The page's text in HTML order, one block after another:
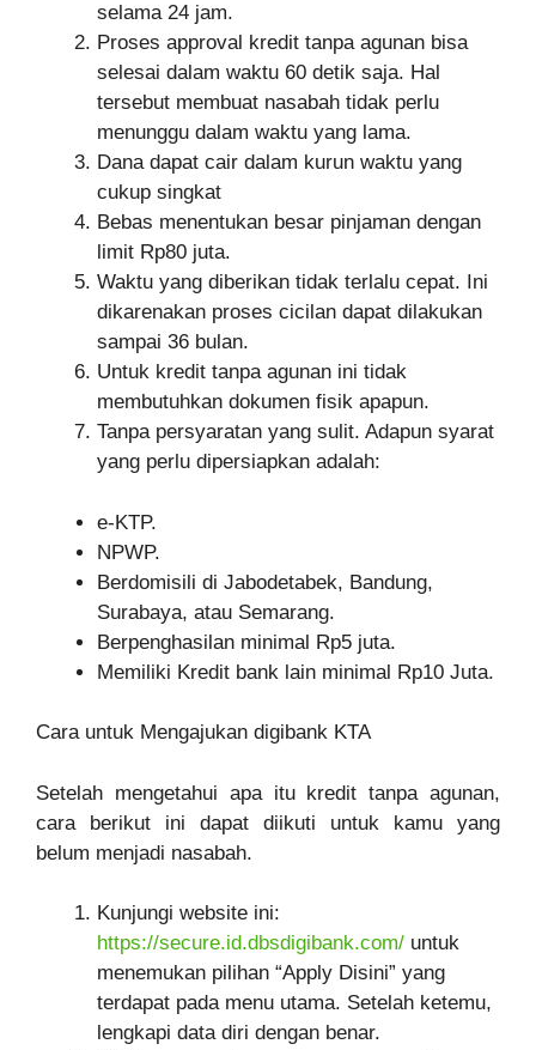
selama 24 jam.
Proses approval kredit tanpa agunan bisa
selesai dalam waktu 60 detik saja. Hal
tersebut membuat nasabah tidak perlu
menunggu dalam waktu yang lama.
Dana dapat cair dalam kurun waktu yang
cukup singkat
Bebas menentukan besar pinjaman dengan
limit Rp80 juta.
Waktu yang diberikan tidak terlalu cepat. Ini
dikarenakan proses cicilan dapat dilakukan
sampai 36 bulan.
Untuk kredit tanpa agunan ini tidak
membutuhkan dokumen fisik apapun.
Tanpa persyaratan yang sulit. Adapun syarat
yang perlu dipersiapkan adalah:
e-KTP.
NPWP.
Berdomisili di Jabodetabek, Bandung,
Surabaya, atau Semarang.
Berpenghasilan minimal Rp5 juta.
Memiliki Kredit bank lain minimal Rp10 Juta.
Cara untuk Mengajukan digibank KTA
Setelah mengetahui apa itu kredit tanpa agunan,
cara berikut ini dapat diikuti untuk kamu yang
belum menjadi nasabah.
Kunjungi website ini:
https://secure.id.dbsdigibank.com/ untuk
menemukan pilihan “Apply Disini” yang
terdapat pada menu utama. Setelah ketemu,
lengkapi data diri dengan benar.